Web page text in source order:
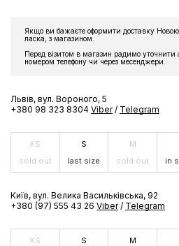
Якщо ви бажаєте оформити доставку Новою
ласка, з магазином.
Перед візитом в магазин радимо уточнити
номером телефону чи через месенджери.
Львів, вул. Вороного, 5
+380 98 323 8304 Viber / Telegram
XS
sold out
S
last size
M
sold out
in
Київ, вул. Велика Васильківська, 92
+380 (97) 555 43 26 Viber / Telegram
XS
S
M